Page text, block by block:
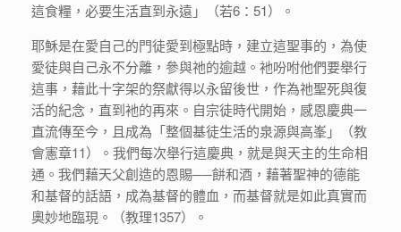
這食糧，必要生活直到永遠」（若6：51）。
耶穌是在愛自己的門徒愛到極點時，建立這聖事的，為使
愛徒與自己永不分離，參與祂的逾越。衪吩咐他們要舉行
這事，藉此十字架的祭獻得以永留後世，作為祂聖死與復
活的紀念，直到衪的再來。自宗徒時代開始，感恩慶典一
直流傳至今，且成為「整個基徒生活的泉源與高峯」（教
會憲章11）。我們每次舉行這慶典，就是與天主的生命相
通。我們藉天父創造的恩賜──餅和酒，藉著聖神的德能
和基督的話語，成為基督的體血，而基督就是如此真實而
奧妙地臨現。（教理1357）。